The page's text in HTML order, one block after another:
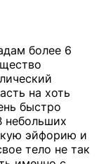
более 6
на хоть
быстро
небольших
эйфорию и
тело не так